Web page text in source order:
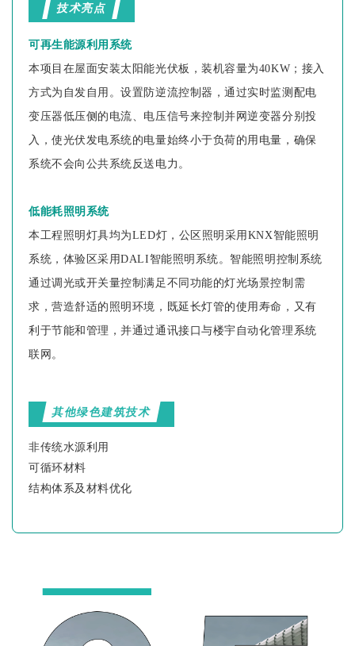
技术亮点
可再生能源利用系统
本项目在屋面安装太阳能光伏板，装机容量为40KW；接入
方式为自发自用。设置防逆流控制器，通过实时监测配电
变压器低压侧的电流、电压信号来控制并网逆变器分别投
入，使光伏发电系统的电量始终小于负荷的用电量，确保
系统不会向公共系统反送电力。
低能耗照明系统
本工程照明灯具均为LED灯，公区照明采用KNX智能照明
系统，体验区采用DALI智能照明系统。智能照明控制系统
通过调光或开关量控制满足不同功能的灯光场景控制需
求，营造舒适的照明环境，既延长灯管的使用寿命，又有
利于节能和管理，并通过通讯接口与楼宇自动化管理系统
联网。
其他绿色建筑技术
非传统水源利用
可循环材料
结构体系及材料优化